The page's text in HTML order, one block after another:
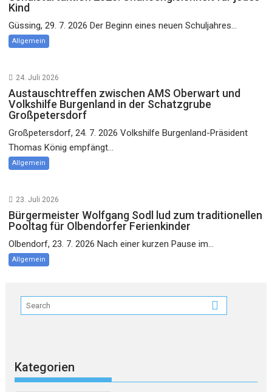
Kind
Güssing, 29. 7. 2026 Der Beginn eines neuen Schuljahres...
Allgemein
24. Juli 2026
Austauschtreffen zwischen AMS Oberwart und
Volkshilfe Burgenland in der Schatzgrube
Großpetersdorf
Großpetersdorf, 24. 7. 2026 Volkshilfe Burgenland-Präsident
Thomas König empfängt...
Allgemein
23. Juli 2026
Bürgermeister Wolfgang Sodl lud zum traditionellen
Pooltag für Olbendorfer Ferienkinder
Olbendorf, 23. 7. 2026 Nach einer kurzen Pause im...
Allgemein
Kategorien